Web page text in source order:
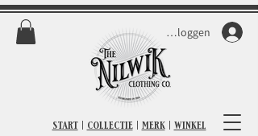
start|collectie|merk|winkel
Inloggen